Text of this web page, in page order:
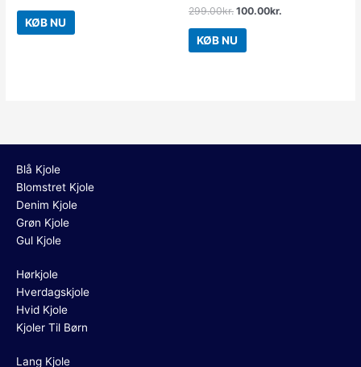
KØB NU
299.00kr. 100.00kr.
KØB NU
Blå Kjole
Blomstret Kjole
Denim Kjole
Grøn Kjole
Gul Kjole
Hørkjole
Hverdagskjole
Hvid Kjole
Kjoler Til Børn
Lang Kjole